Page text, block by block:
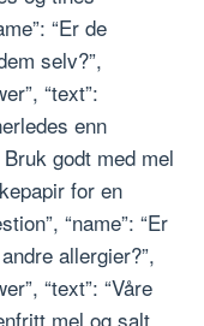
“Er de
selv?”,
“text”:
enn
godt med mel
for en
“name”: “Er
allergier?”,
“text”: “Våre
mel og salt.